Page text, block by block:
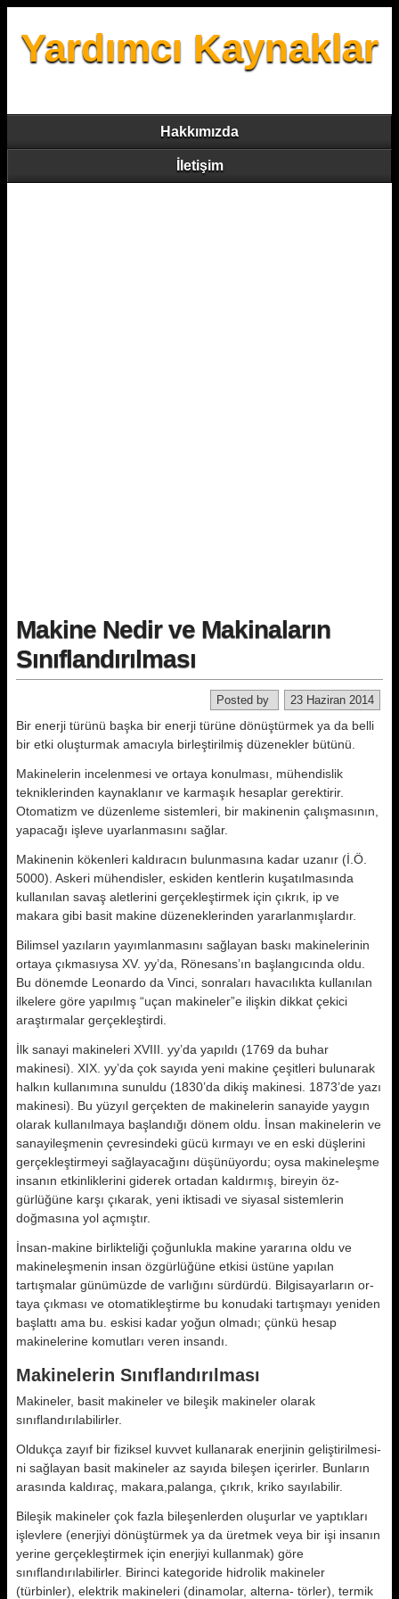
Yardımcı Kaynaklar
Hakkımızda
İletişim
Makine Nedir ve Makinaların
Sınıflandırılması
23 Haziran 2014
Posted by
Bir enerji türünü başka bir enerji tü­rüne dönüştürmek ya da belli
bir etki oluşturmak amacıyla birleştirilmiş dü­zenekler bütünü.
Makinelerin incelenmesi ve ortaya konulması, mühendislik
tekniklerin­den kaynaklanır ve karmaşık hesap­lar gerektirir.
Otomatizm ve düzenle­me sistemleri, bir makinenin çalışma­sının,
yapacağı işleve uyarlanmasını sağlar.
Makinenin kökenleri kaldıracın bu­lunmasına kadar uzanır (İ.Ö.
5000). Askeri mühendisler, eskiden kentlerin kuşatılmasında
kullanılan savaş alet­lerini gerçekleştirmek için çıkrık, ip ve
makara gibi basit makine düzenekle­rinden yararlanmışlardır.
Bilimsel yazıların yayımlanmasını sağlayan baskı makinelerinin
ortaya çıkmasıysa XV. yy’da, Rönesans’ın başlangıcında oldu.
Bu dönemde Leonardo da Vinci, sonraları havacılık­ta kullanılan
ilkelere göre yapılmış “uçan makineler”e ilişkin dikkat çe­kici
araştırmalar gerçekleştirdi.
İlk sanayi makineleri XVIII. yy’da ya­pıldı (1769 da buhar
makinesi). XIX. yy’da çok sayıda yeni makine çeşitle­ri bulunarak
halkın kullanımına su­nuldu (1830’da dikiş makinesi. 1873’de yazı
makinesi). Bu yüzyıl ger­çekten de makinelerin sanayide yay­gın
olarak kullanılmaya başlandığı dö­nem oldu. İnsan makinelerin ve
sana­yileşmenin çevresindeki gücü kırma­yı ve en eski düşlerini
gerçekleştirme­yi sağlayacağını düşünüyordu; oysa makineleşme
insanın etkinliklerini giderek ortadan kaldırmış, bireyin öz­
gürlüğüne karşı çıkarak, yeni iktisa­di ve siyasal sistemlerin
doğmasına yol açmıştır.
İnsan-makine birlikteliği çoğunlukla makine yararına oldu ve
makineleş­menin insan özgürlüğüne etkisi üstü­ne yapılan
tartışmalar günümüzde de varlığını sürdürdü. Bilgisayarların or­
taya çıkması ve otomatikleştirme bu konudaki tartışmayı yeniden
başlattı ama bu. eskisi kadar yoğun olmadı; çünkü hesap
makinelerine komutları veren insandı.
Makinelerin Sınıflandırılması
Makineler, basit makineler ve bileşik makineler olarak
sınıflandırılabilir­ler.
Oldukça zayıf bir fiziksel kuvvet kul­lanarak enerjinin geliştirilmesi­
ni sağlayan basit makineler az sayı­da bileşen içerirler. Bunların
arasın­da kaldıraç, makara,palanga, çıkrık, kriko sayılabilir.
Bileşik makineler çok fazla bileşenler­den oluşurlar ve yaptıkları
işlevlere (enerjiyi dönüştürmek ya da üretmek veya bir işi insanın
yerine gerçekleş­tirmek için enerjiyi kullanmak) göre
sınıflandırılabilirler. Birinci kategori­de hidrolik makineler
(türbinler), elek­trik makineleri (dinamolar, alterna- törler), termik